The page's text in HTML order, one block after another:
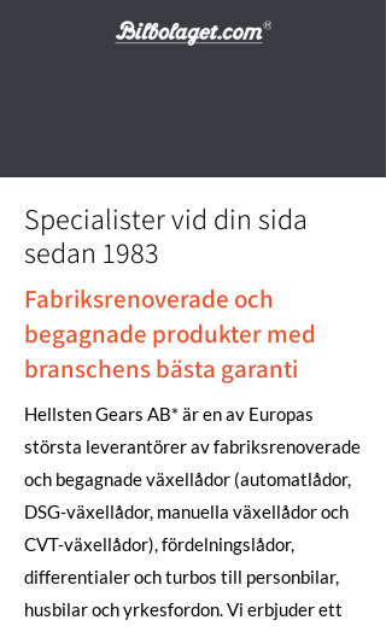
Specialister vid din sida
sedan 1983
Fabriksrenoverade och
begagnade produkter med
branschens bästa garanti
Hellsten Gears AB* är en av Europas
största leverantörer av fabriksrenoverade
och begagnade växellådor (automatlådor,
DSG-växellådor, manuella växellådor och
CVT-växellådor), fördelningslådor,
differentialer och turbos till personbilar,
husbilar och yrkesfordon. Vi erbjuder ett